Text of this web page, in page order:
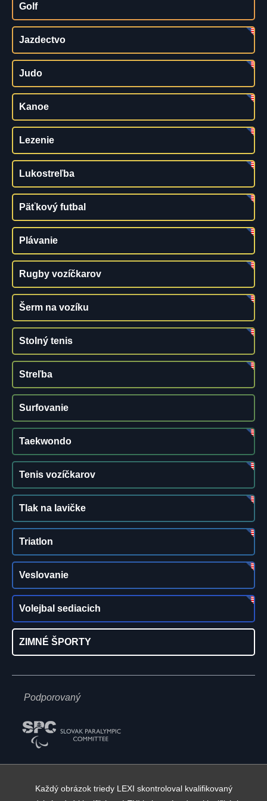
Golf
Jazdectvo
Judo
Kanoe
Lezenie
Lukostreľba
Päťkový futbal
Plávanie
Rugby vozíčkarov
Šerm na vozíku
Stolný tenis
Streľba
Surfovanie
Taekwondo
Tenis vozíčkarov
Tlak na lavičke
Triatlon
Veslovanie
Volejbal sediacich
ZIMNÉ ŠPORTY
Podporovaný
Každý obrázok triedy LEXI skontroloval kvalifikovaný